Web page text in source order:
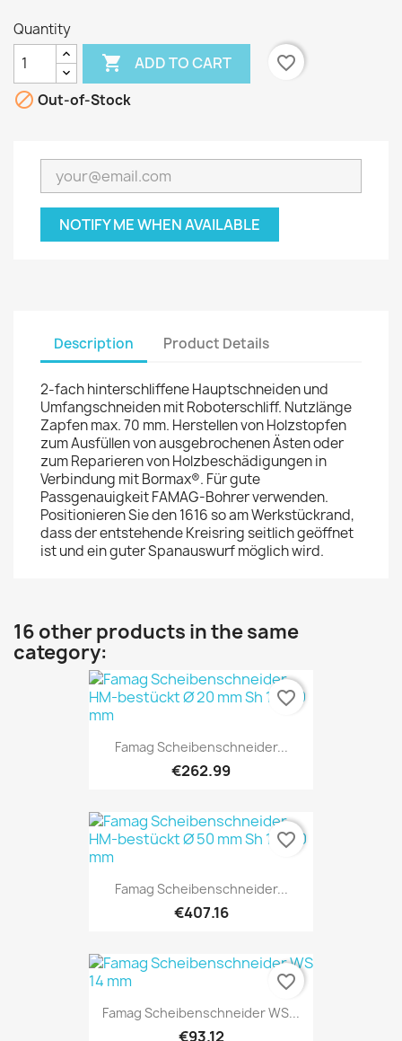
Quantity
 ADD TO CART
favorite_border
 Out-of-Stock
NOTIFY ME WHEN AVAILABLE
Description Product Details
2-fach hinterschliffene Hauptschneiden und
Umfangschneiden mit Roboterschliff. Nutzlänge
Zapfen max. 70 mm. Herstellen von Holzstopfen
zum Ausfüllen von ausgebrochenen Ästen oder
zum Reparieren von Holzbeschädigungen in
Verbindung mit Bormax®. Für gute
Passgenauigkeit FAMAG-Bohrer verwenden.
Positionieren Sie den 1616 so am Werkstückrand,
dass der entstehende Kreisring seitlich geöffnet
ist und ein guter Spanauswurf möglich wird.
16 other products in the same
category:
Famag Scheibenschneider...
€262.99
favorite_border
Famag Scheibenschneider...
€407.16
favorite_border
Famag Scheibenschneider WS...
€93.12
favorite_border